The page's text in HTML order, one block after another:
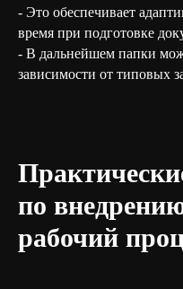
- Это обеспечивает
время при подготовке
- В дальнейшем папки
зависимости от типовых
по
рабочий